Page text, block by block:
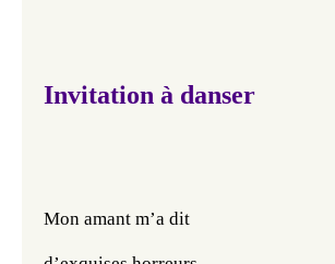
Invitation à danser
Mon amant m’a dit